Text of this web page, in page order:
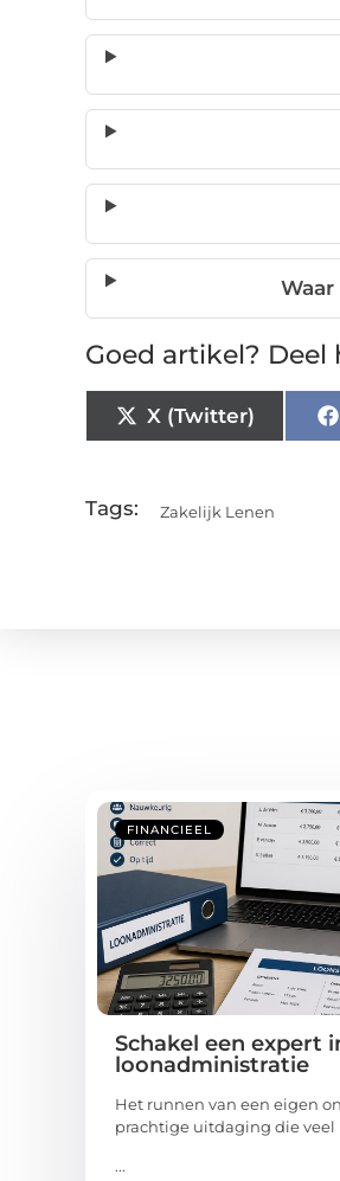
Goed artikel? Deel
X (Twitter)
Tags: Zakelijk Lenen
FINANCIEEL
Schakel een expert
loonadministratie
Het runnen van een eigen
prachtige uitdaging die veel
...